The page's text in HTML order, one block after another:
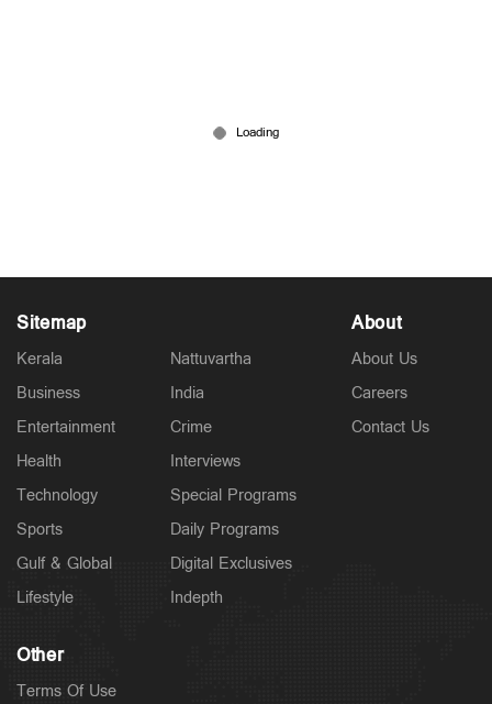
Sitemap
Kerala
Business
Entertainment
Health
Technology
Sports
Gulf & Global
Lifestyle
Nattuvartha
India
Crime
Interviews
Special Programs
Daily Programs
Digital Exclusives
Indepth
About
About Us
Careers
Contact Us
Other
Terms Of Use